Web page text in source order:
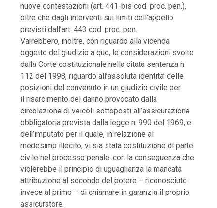
nuove contestazioni (art. 441-bis cod. proc. pen.),
oltre che dagli interventi sui limiti dell’appello
previsti dall’art. 443 cod. proc. pen.
Varrebbero, inoltre, con riguardo alla vicenda
oggetto del giudizio a quo, le considerazioni svolte
dalla Corte costituzionale nella citata sentenza n.
112 del 1998, riguardo all’assoluta identita’ delle
posizioni del convenuto in un giudizio civile per
il risarcimento del danno provocato dalla
circolazione di veicoli sottoposti all’assicurazione
obbligatoria prevista dalla legge n. 990 del 1969, e
dell’imputato per il quale, in relazione al
medesimo illecito, vi sia stata costituzione di parte
civile nel processo penale: con la conseguenza che
violerebbe il principio di uguaglianza la mancata
attribuzione al secondo del potere – riconosciuto
invece al primo – di chiamare in garanzia il proprio
assicuratore.